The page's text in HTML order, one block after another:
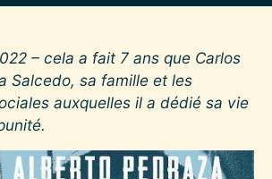
– cela a fait 7 ans que Carlos
Salcedo, sa famille et les
auxquelles il a dédié sa vie